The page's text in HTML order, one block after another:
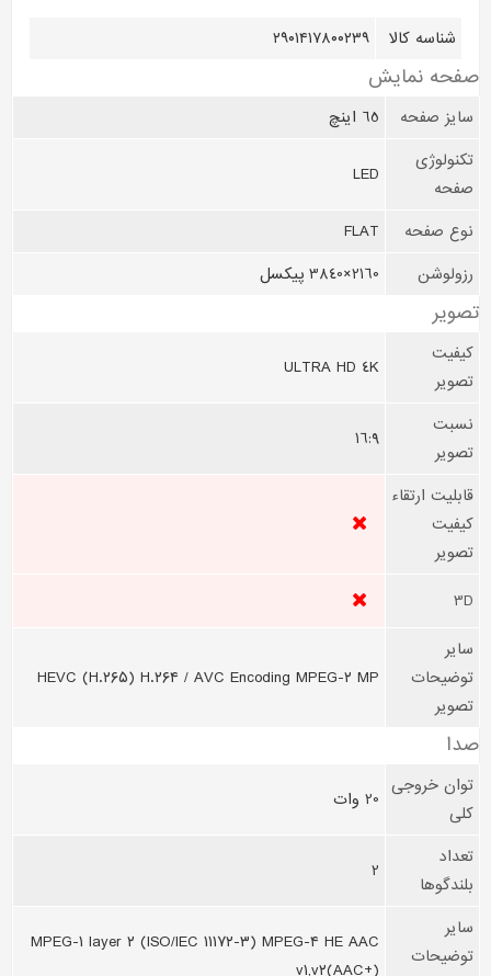
شناسه کالا ۲۹۰۱۴۱۷۸۰۰۲۳۹
صفحه نمايش
سایز صفحه
65 اینچ
تکنولوژی
صفحه
LED
نوع صفحه
FLAT
رزولوشن
2160×3840 پیکسل
تصوير
کیفیت
تصویر
ULTRA HD 4K
نسبت
تصویر
16:9
قابلیت ارتقاء
کیفیت
تصویر
3D
سایر
توضیحات
تصویر
HEVC (H.۲۶۵) H.۲۶۴ / AVC Encoding MPEG-۲ MP
صدا
توان خروجی
کلی
20 وات
تعداد
بلندگوها
2
سایر
توضیحات
MPEG-۱ layer ۲ (ISO/IEC ۱۱۱۷۲-۳) MPEG-۴ HE AAC
v۱,v۲(AAC+)